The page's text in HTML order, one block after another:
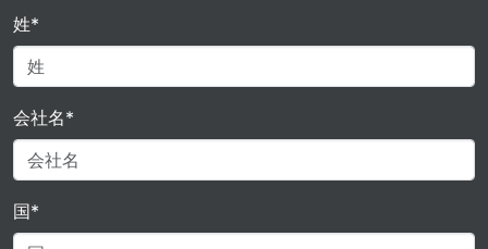
姓*
会社名*
国*